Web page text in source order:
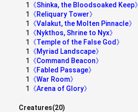
1
《Shinka, the Bloodsoaked Keep》
1
《Reliquary Tower》
1
《Valakut, the Molten Pinnacle》
1
《Nykthos, Shrine to Nyx》
1
《Temple of the False God》
1
《Myriad Landscape》
1
《Command Beacon》
1
《Fabled Passage》
1
《War Room》
1
《Arena of Glory》
Creatures(20)